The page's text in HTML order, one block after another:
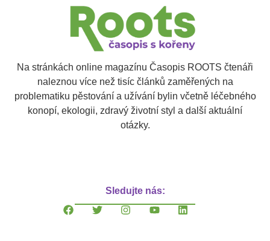
Na stránkách online magazínu Časopis ROOTS čtenáři
naleznou více než tisíc článků zaměřených na
problematiku pěstování a užívání bylin včetně léčebného
konopí, ekologii, zdravý životní styl a další aktuální
otázky.
Sledujte nás: